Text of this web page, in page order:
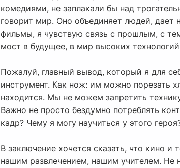
комедиями, не заплакали бы над
говорит мир. Оно объединяет людей,
фильмы, я чувствую связь с прошлым, с
мост в будущее, в мир высоких
Пожалуй, главный вывод, который я для
инструмент. Как нож: им можно порезать
находится. Мы не можем запретить
Важно не просто бездумно потреблять
кадр? Чему я могу научиться у этого
В заключение хочется сказать, что кино
нашим развлечением, нашим учителем. Не